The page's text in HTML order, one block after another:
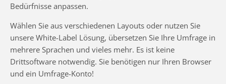
Bedürfnisse anpassen.
Wählen Sie aus verschiedenen Layouts oder nutzen Sie
unsere White-Label Lösung, übersetzen Sie Ihre Umfrage in
mehrere Sprachen und vieles mehr. Es ist keine
Drittsoftware notwendig. Sie benötigen nur Ihren Browser
und ein Umfrage-Konto!